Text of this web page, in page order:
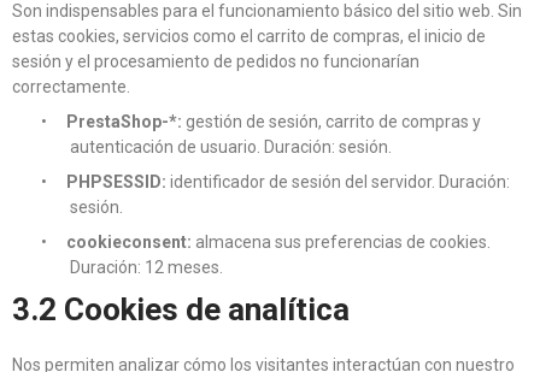
Son indispensables para el funcionamiento básico del sitio web. Sin
estas cookies, servicios como el carrito de compras, el inicio de
sesión y el procesamiento de pedidos no funcionarían
correctamente.
•
PrestaShop-*: gestión de sesión, carrito de compras y
autenticación de usuario. Duración: sesión.
•
PHPSESSID: identificador de sesión del servidor. Duración:
sesión.
•
cookieconsent: almacena sus preferencias de cookies.
Duración: 12 meses.
3.2 Cookies de analítica
Nos permiten analizar cómo los visitantes interactúan con nuestro